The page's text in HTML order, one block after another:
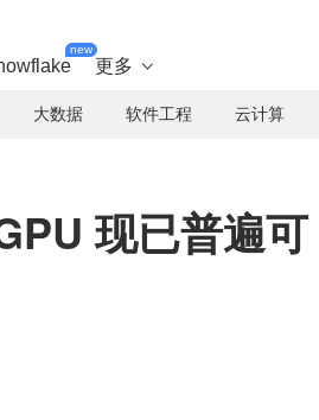
new
更多 
大数据 软件工程 云计算
现已普遍可